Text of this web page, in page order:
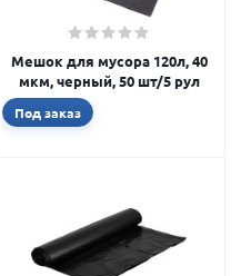
Мешок для мусора 120л, 40
мкм, черный, 50 шт/5 рул
Под заказ